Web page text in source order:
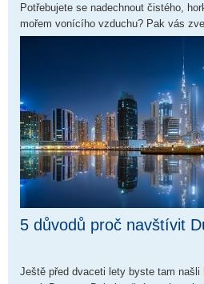
Potřebujete se nadechnout čistého,
mořem vonícího vzduchu? Pak vás
možností: arabského emirátu Dubaj a
5 důvodů proč navštívit
Ještě před dvaceti lety byste tam